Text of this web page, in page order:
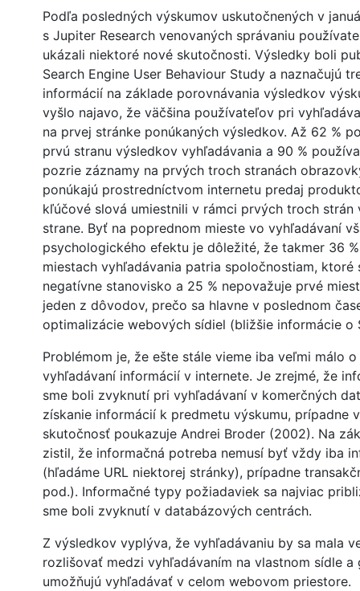
Podľa posledných výskumov uskutočnených v
s Jupiter Research venovaných správaniu
ukázali niektoré nové skutočnosti. Výsledky boli
Search Engine User Behaviour Study a naznačujú
informácií na základe porovnávania výsledkov
vyšlo najavo, že väčšina používateľov pri
na prvej stránke ponúkaných výsledkov. Až 62 %
prvú stranu výsledkov vyhľadávania a 90 %
pozrie záznamy na prvých troch stranách
ponúkajú prostredníctvom internetu predaj
kľúčové slová umiestnili v rámci prvých troch
strane. Byť na poprednom mieste vo vyhľadávaní
psychologického efektu je dôležité, že takmer 36
miestach vyhľadávania patria spoločnostiam,
negatívne stanovisko a 25 % nepovažuje prvé
jeden z dôvodov, prečo sa hlavne v poslednom
optimalizácie webových sídiel (bližšie informácie
Problémom je, že ešte stále vieme iba veľmi málo
vyhľadávaní informácií v internete. Je zrejmé, že
sme boli zvyknutí pri vyhľadávaní v komerčných
získanie informácií k predmetu výskumu,
skutočnosť poukazuje Andrei Broder (2002). Na
zistil, že informačná potreba nemusí byť vždy iba
(hľadáme URL niektorej stránky), prípadne
pod.). Informačné typy požiadaviek sa najviac
sme boli zvyknutí v databázových centrách.
Z výsledkov vyplýva, že vyhľadávaniu by sa mala
rozlišovať medzi vyhľadávaním na vlastnom sídle
umožňujú vyhľadávať v celom webovom priestore.